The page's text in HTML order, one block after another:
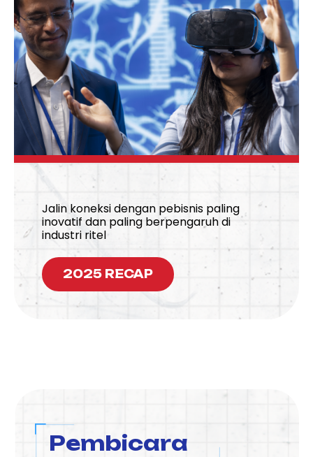
Jalin koneksi dengan pebisnis paling
inovatif dan paling berpengaruh di
industri ritel
2025 RECAP
Pembicara